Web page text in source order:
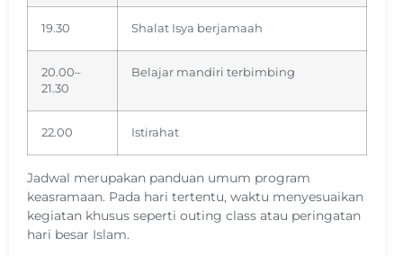
19.30 Shalat Isya berjamaah
20.00–
21.30
Belajar mandiri terbimbing
22.00 Istirahat
Jadwal merupakan panduan umum program
keasramaan. Pada hari tertentu, waktu menyesuaikan
kegiatan khusus seperti outing class atau peringatan
hari besar Islam.